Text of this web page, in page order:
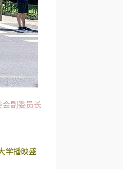
副委员长
学播映盛